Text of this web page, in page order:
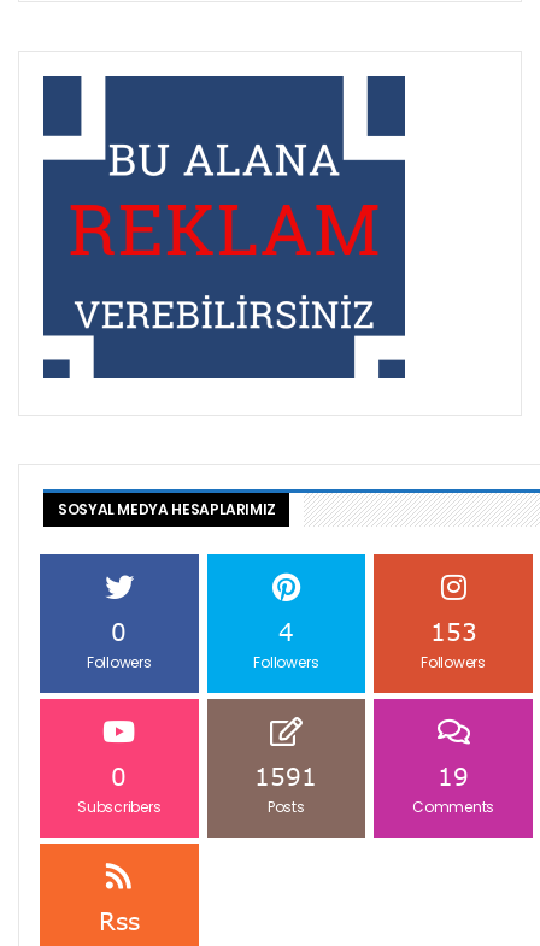
SOSYAL MEDYA HESAPLARIMIZ
0
Followers
4
Followers
153
Followers
0
Subscribers
1591
Posts
19
Comments
Rss